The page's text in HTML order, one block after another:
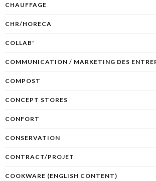
CHAUFFAGE
CHR/HORECA
COLLAB'
COMMUNICATION / MARKETING DES
COMPOST
CONCEPT STORES
CONFORT
CONSERVATION
CONTRACT/PROJET
COOKWARE (ENGLISH CONTENT)